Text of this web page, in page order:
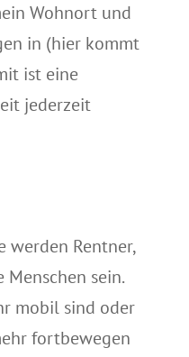
Wohnort und
in (hier kommt
ist eine
jederzeit
werden Rentner,
sein.
mobil sind oder
fortbewegen